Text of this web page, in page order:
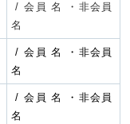
/ 会員 名 ・非会員
名
/ 会員名 ・非会員
名
/会員 名 ・非会員
名